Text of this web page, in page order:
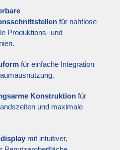
für nahtlose
Produktions- und
für einfache Integration
Konstruktionfür
und maximale
mit intuitiver,